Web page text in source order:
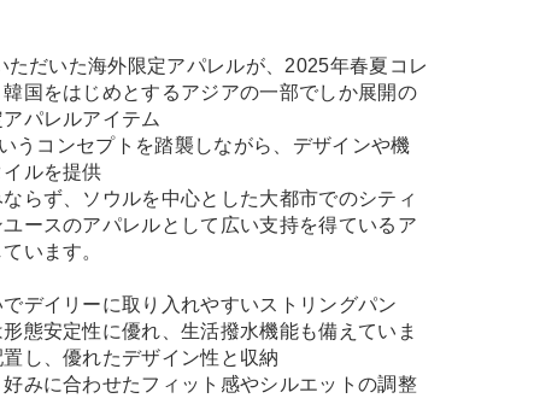
ただいた海外限定アパレルが、2025年春夏コレ
国をはじめとするアジアの一部でしか展開の
パレルアイテム
うコンセプトを踏襲しながら、デザインや機
ルを提供
らず、ソウルを中心とした大都市でのシティ
ースのアパレルとして広い支持を得ているア
います。
でデイリーに取り入れやすいストリングパン
形態安定性に優れ、生活撥水機能も備えていま
置し、優れたデザイン性と収納
好みに合わせたフィット感やシルエットの調整